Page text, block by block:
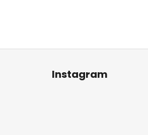
Instagram